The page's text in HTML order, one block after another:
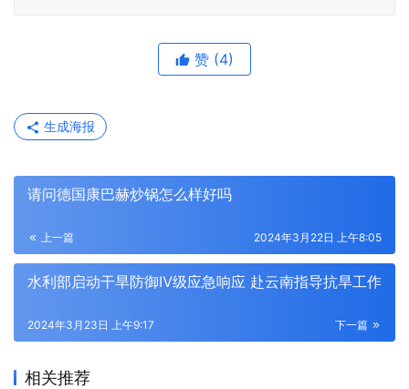
赞 (4)
生成海报
请问德国康巴赫炒锅怎么样好吗
上一篇 2024年3月22日 上午8:05
水利部启动干旱防御Ⅳ级应急响应 赴云南指导抗旱工作
下一篇
2024年3月23日 上午9:17
相关推荐